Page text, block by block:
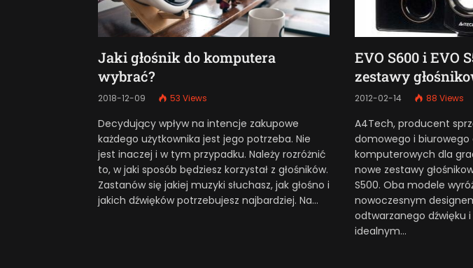
Jaki głośnik do komputera
wybrać?
2018-12-09 53 Views
Decydujący wpływ na intencje zakupowe
każdego użytkownika jest jego potrzeba. Nie
jest inaczej i w tym przypadku. Należy rozróżnić
to, w jaki sposób będziesz korzystał z głośników.
Zastanów się jakiej muzyki słuchasz, jak głośno i
jakich dźwięków potrzebujesz najbardziej. Na…
EVO S600 i EVO
zestawy
2012-02-14 88 Views
A4Tech, producent
domowego i biurowego
komputerowych dla
nowe zestawy
S500. Oba modele
nowoczesnym
odtwarzanego dźwięku
idealnym…